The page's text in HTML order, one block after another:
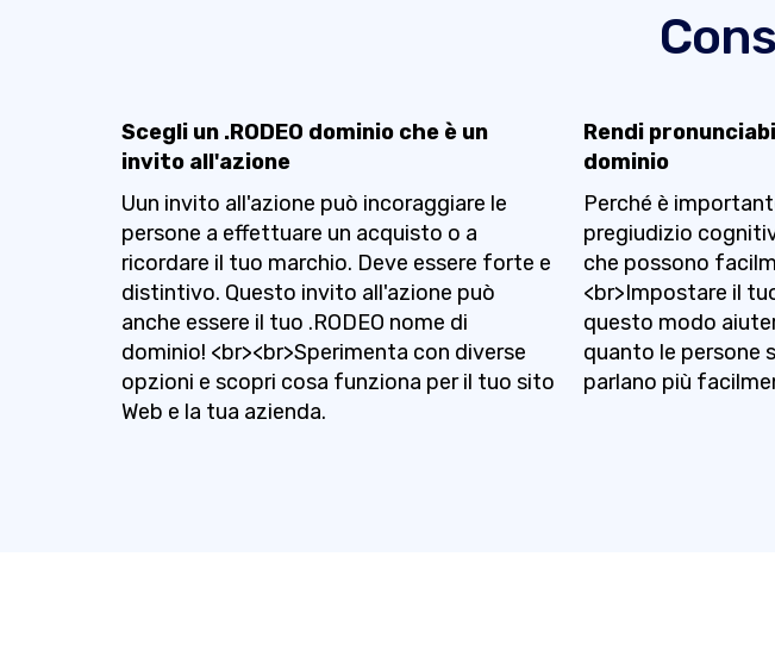
Scegli un .RODEO dominio che è un
invito all'azione
Uun invito all'azione può incoraggiare le
persone a effettuare un acquisto o a
ricordare il tuo marchio. Deve essere forte e
distintivo. Questo invito all'azione può
anche essere il tuo .RODEO nome di
dominio! <br><br>Sperimenta con diverse
opzioni e scopri cosa funziona per il tuo sito
Web e la tua azienda.
Rendi
dominio
Perché è
pregiudizio
che possono
<br>Impostare il
questo modo
quanto le persone
parlano più